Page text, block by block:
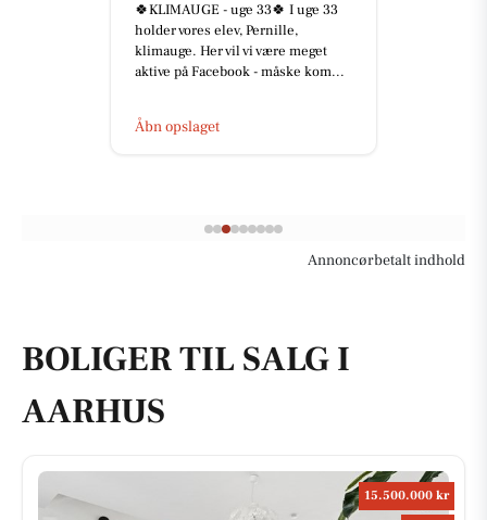
🍀KLIMAUGE - uge 33🍀 I uge 33
holder vores elev, Pernille,
klimauge. Her vil vi være meget
aktive på Facebook - måske kom...
Åbn opslaget
Annoncørbetalt indhold
BOLIGER TIL SALG I
AARHUS
15.500.000 kr